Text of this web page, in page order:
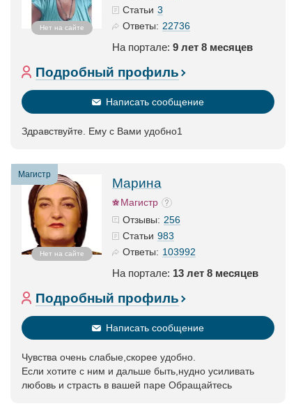
Нет на сайте
Статьи 3
Ответы: 22736
На портале: 9 лет 8 месяцев
Подробный профиль
Написать сообщение
Здравствуйте. Ему с Вами удобно1
Магистр
Нет на сайте
Марина
Магистр
Отзывы: 256
Статьи 983
Ответы: 103992
На портале: 13 лет 8 месяцев
Подробный профиль
Написать сообщение
Чувства очень слабые,скорее удобно.
Если хотите с ним и дальше быть,нудно усиливать
любовь и страсть в вашей паре Обращайтесь